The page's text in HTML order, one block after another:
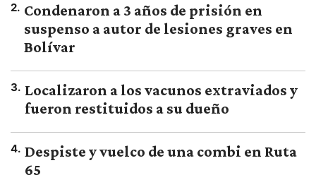
2. Condenaron a 3 años de prisión en
suspenso a autor de lesiones graves en
Bolívar
3. Localizaron a los vacunos extraviados y
fueron restituidos a su dueño
4. Despiste y vuelco de una combi en Ruta
65